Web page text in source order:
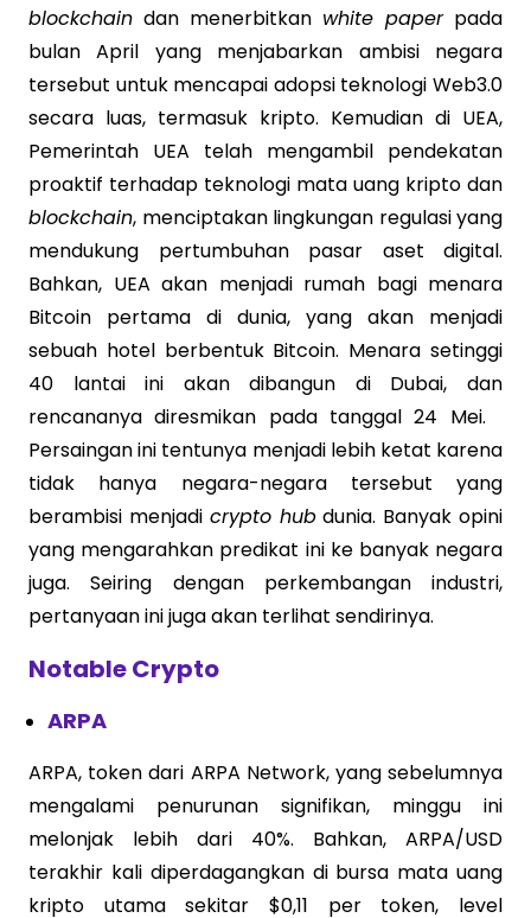
blockchain dan menerbitkan white paperpada
bulan April yang menjabarkan ambisi negara
tersebut untuk mencapai adopsi teknologi Web3.0
secara luas, termasuk kripto. Kemudian di UEA,
Pemerintah UEA telah mengambil pendekatan
proaktif terhadap teknologi mata uang kripto dan
blockchain, menciptakan lingkungan regulasi yang
mendukung pertumbuhan pasar aset digital.
Bahkan, UEA akan menjadi rumah bagi menara
Bitcoin pertama di dunia, yang akan menjadi
sebuah hotel berbentuk Bitcoin. Menara setinggi
40 lantai ini akan dibangun di Dubai, dan
rencananya diresmikan pada tanggal 24 Mei.
Persaingan ini tentunya menjadi lebih ketat karena
tidak hanya negara-negara tersebut yang
berambisi menjadi crypto hubdunia. Banyak opini
yang mengarahkan predikat ini ke banyak negara
juga. Seiring dengan perkembangan industri,
pertanyaan ini juga akan terlihat sendirinya.
Notable Crypto
ARPA
ARPA, token dari ARPA Network, yang sebelumnya
mengalami penurunan signifikan, minggu ini
melonjak lebih dari 40%. Bahkan, ARPA/USD
terakhir kali diperdagangkan di bursa mata uang
kripto utama sekitar $0,11 per token, level